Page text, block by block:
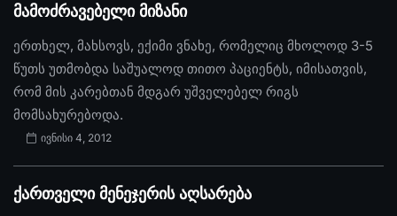
მამოძრავებელი მიზანი
ერთხელ, მახსოვს, ექიმი ვნახე, რომელიც მხოლოდ 3-5
წუთს უთმობდა საშუალოდ თითო პაციენტს, იმისათვის,
რომ მის კარებთან მდგარ უშველებელ რიგს
მომსახურებოდა.
ივნისი 4, 2012
ქართველი მენეჯერის აღსარება